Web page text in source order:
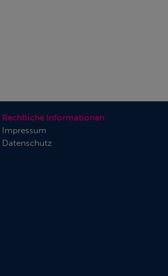
Rechtliche Informationen
Impressum
Datenschutz